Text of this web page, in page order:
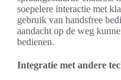
soepelere interactie met
gebruik van handsfree
aandacht op de weg
bedienen.
Integratie met andere